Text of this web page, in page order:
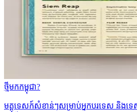
ថ្មីមកកម្ពុជា?
មគ្គុទេសក៍សំខាន់ៗសម្រាប់អ្នកបរទេស និងទេ